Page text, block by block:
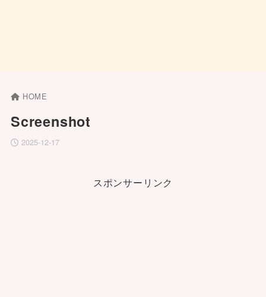
HOME
Screenshot
2025-12-17
スポンサーリンク